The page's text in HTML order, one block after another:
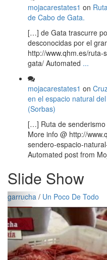
mojacarestates1 on
de Cabo de Gata.
[…] de Gata trascurre
desconocidas por el
http://www.qhm.es/
gata/ Automated ...
mojacarestates1 on
en el espacio natural
(Sorbas)
[…] Ruta de
More info @ http://
sendero-espacio-
Automated post from
Slide Show
/Un Poco De Todo
‹